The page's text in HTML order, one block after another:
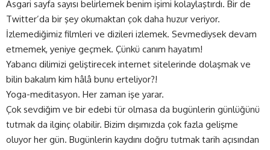
Asgari sayfa sayısı belirlemek benim işimi kolaylaştırdı. Bir de
Twitter’da bir şey okumaktan çok daha huzur veriyor.
İzlemediğimiz filmleri ve dizileri izlemek. Sevmediysek devam
etmemek, yeniye geçmek. Çünkü canım hayatım!
Yabancı dilimizi geliştirecek internet sitelerinde dolaşmak ve
bilin bakalım kim hâlâ bunu erteliyor?!
Yoga-meditasyon. Her zaman işe yarar.
Çok sevdiğim ve bir edebi tür olmasa da bugünlerin günlüğünü
tutmak da ilginç olabilir. Bizim dışımızda çok fazla gelişme
oluyor her gün. Bugünlerin kaydını doğru tutmak tarih açısından